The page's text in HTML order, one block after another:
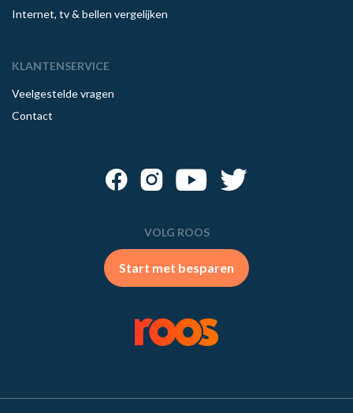
Internet, tv & bellen vergelijken
KLANTENSERVICE
Veelgestelde vragen
Contact
VOLG ROOS
Start met besparen